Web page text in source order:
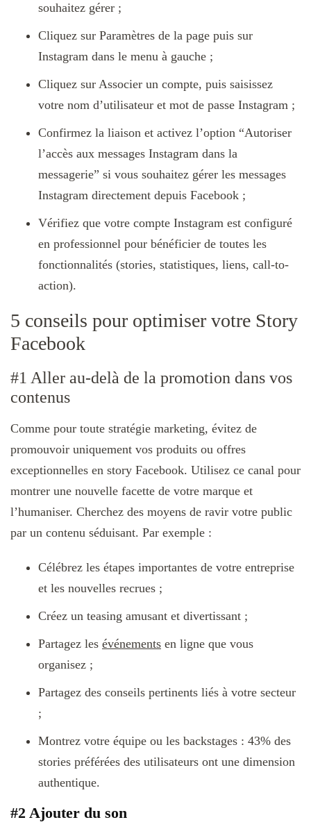
souhaitez gérer ;
Cliquez sur Paramètres de la page puis sur
Instagram dans le menu à gauche ;
Cliquez sur Associer un compte, puis saisissez
votre nom d’utilisateur et mot de passe Instagram ;
Confirmez la liaison et activez l’option “Autoriser
l’accès aux messages Instagram dans la
messagerie” si vous souhaitez gérer les messages
Instagram directement depuis Facebook ;
Vérifiez que votre compte Instagram est configuré
en professionnel pour bénéficier de toutes les
fonctionnalités (stories, statistiques, liens, call-to-
action).
5 conseils pour optimiser votre Story
Facebook
#1 Aller au-delà de la promotion dans vos
contenus
Comme pour toute stratégie marketing, évitez de
promouvoir uniquement vos produits ou offres
exceptionnelles en story Facebook. Utilisez ce canal pour
montrer une nouvelle facette de votre marque et
l’humaniser. Cherchez des moyens de ravir votre public
par un contenu séduisant. Par exemple :
Célébrez les étapes importantes de votre entreprise
et les nouvelles recrues ;
Créez un teasing amusant et divertissant ;
Partagez les événements en ligne que vous
organisez ;
Partagez des conseils pertinents liés à votre secteur
;
Montrez votre équipe ou les backstages : 43% des
stories préférées des utilisateurs ont une dimension
authentique.
#2 Ajouter du son